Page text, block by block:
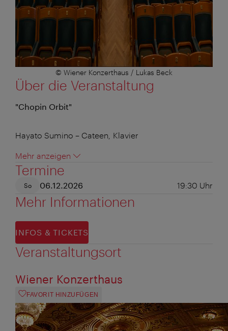
© Wiener Konzerthaus / Lukas Beck
Über die Veranstaltung
"Chopin Orbit"
Hayato Sumino – Cateen, Klavier
Mehr anzeigen
Termine
So 06.12.2026 19:30 Uhr
Mehr Informationen
INFOS & TICKETS
Veranstaltungsort
Wiener Konzerthaus
FAVORIT HINZUFÜGEN